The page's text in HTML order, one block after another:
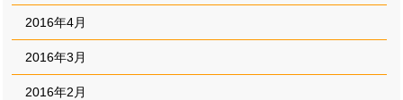
2016年4月
2016年3月
2016年2月